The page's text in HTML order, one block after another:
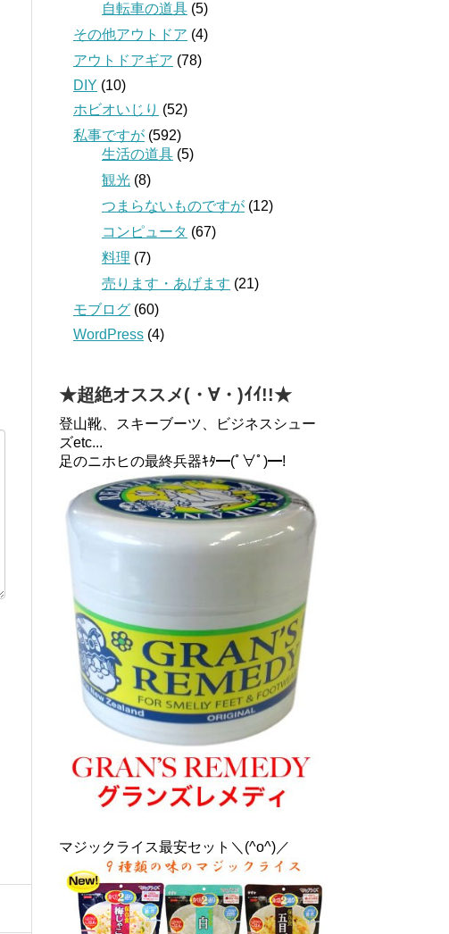
自転車の道具 (5)
その他アウトドア (4)
アウトドアギア (78)
DIY (10)
ホビオいじり (52)
私事ですが (592)
生活の道具 (5)
観光 (8)
つまらないものですが (12)
コンピュータ (67)
料理 (7)
売ります・あげます (21)
モブログ (60)
WordPress (4)
★超絶オススメ(・∀・)ｲｲ!!★
登山靴、スキーブーツ、ビジネスシュー
ズetc...
足のニホヒの最終兵器ｷﾀ━(ﾟ∀ﾟ)━!
マジックライス最安セット＼(^o^)／